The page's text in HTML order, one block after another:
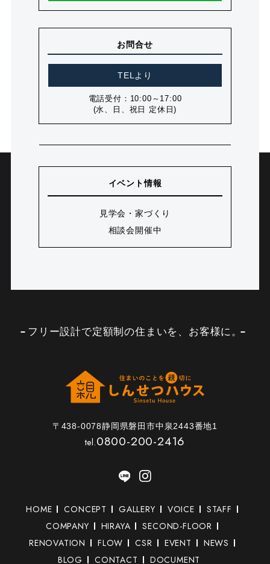
お問合せ
TELより
電話受付：10:00～17:00
(水、日、祝日 定休日)
イベント情報
見学会・家づくり
相談会開催中
フリー設計で定額制の住まいを、お客様に。
〒438-0078静岡県磐田市中泉2443番地1
tel.0800-200-2416
HOME CONCEPT GALLERY VOICE
STAFF
COMPANY
HIRAYA
SECOND-FLOOR
RENOVATION
FLOW CSR EVENT
NEWS
BLOG
CONTACT DOCUMENT